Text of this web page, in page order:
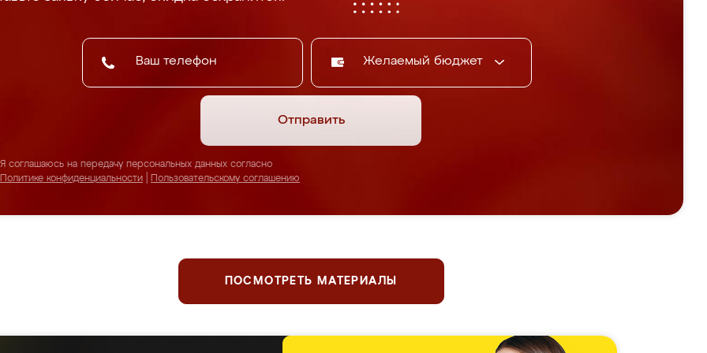
Желаемый бюджет
Отправить
Я соглашаюсь на передачу персональных данных согласно
Политике конфиденциальности
Пользовательскому соглашению
ПОСМОТРЕТЬ МАТЕРИАЛЫ